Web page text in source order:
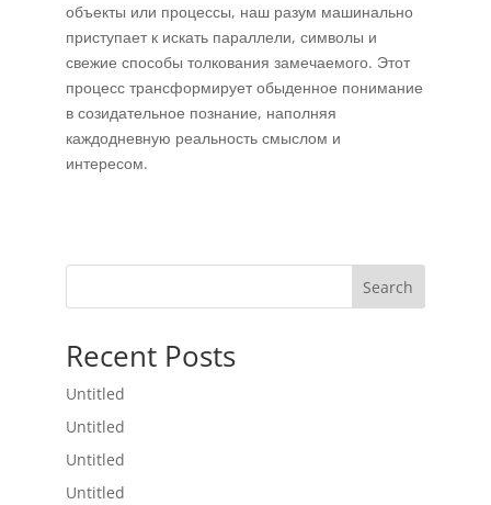
объекты или процессы, наш разум машинально
приступает к искать параллели, символы и
свежие способы толкования замечаемого. Этот
процесс трансформирует обыденное понимание
в созидательное познание, наполняя
каждодневную реальность смыслом и
интересом.
Search
Recent Posts
Untitled
Untitled
Untitled
Untitled